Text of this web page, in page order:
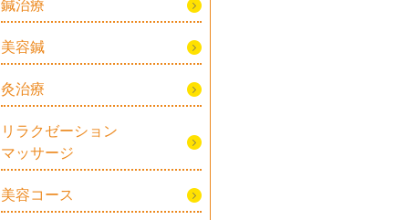
鍼治療
美容鍼
灸治療
リラクゼーション
マッサージ
美容コース